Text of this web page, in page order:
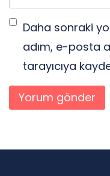
Daha sonraki
adım, e-posta
tarayıcıya